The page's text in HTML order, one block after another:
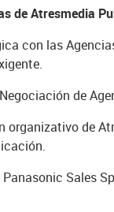
de Atresmedia
con las
de
de
Sales